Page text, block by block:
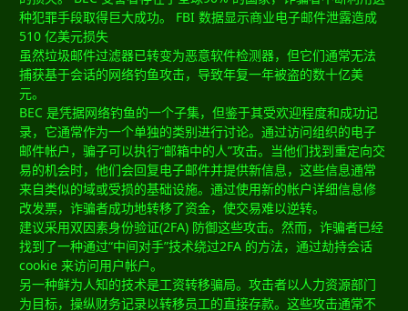
种犯罪手段取得巨大成功。 FBI 数据显示商业电子邮件泄露造成
510 亿美元损失
虽然垃圾邮件过滤器已转变为恶意软件检测器，但它们通常无法
捕获基于会话的网络钓鱼攻击，导致年复一年被盗的数十亿美
元。
BEC 是凭据网络钓鱼的一个子集，但鉴于其受欢迎程度和成功记
录，它通常作为一个单独的类别进行讨论。通过访问组织的电子
邮件帐户，骗子可以执行“邮箱中的人”攻击。当他们找到重定向交
易的机会时，他们会回复电子邮件并提供新信息，这些信息通常
来自类似的域或受损的基础设施。通过使用新的帐户详细信息修
改发票，诈骗者成功地转移了资金，使交易难以逆转。
建议采用双因素身份验证(2FA) 防御这些攻击。然而，诈骗者已经
找到了一种通过“中间对手”技术绕过2FA 的方法，通过劫持会话
cookie 来访问用户帐户。
另一种鲜为人知的技术是工资转移骗局。攻击者以人力资源部门
为目标，操纵财务记录以转移员工的直接存款。这些攻击通常不